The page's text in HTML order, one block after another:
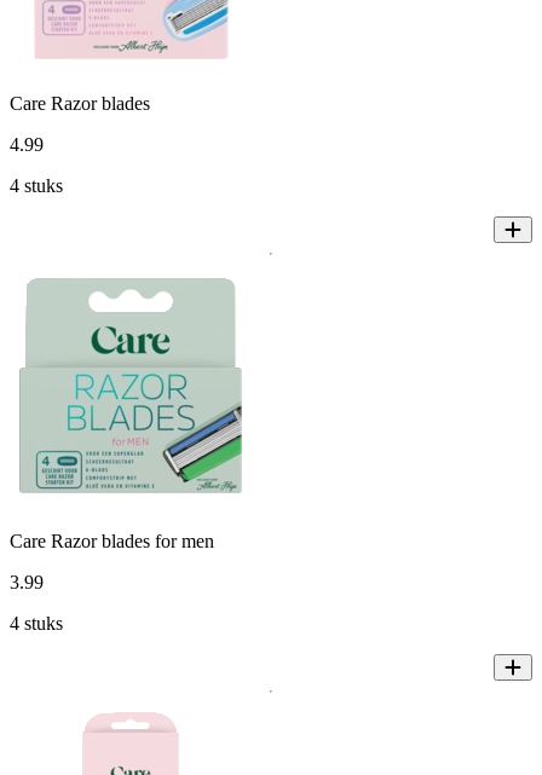
Care Razor blades
4.99
4 stuks
Care Razor blades for men
3.99
4 stuks